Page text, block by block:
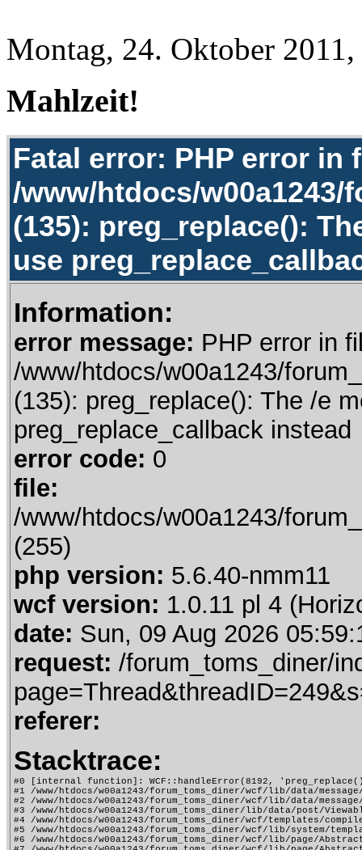
Montag, 24. Oktober
Mahlzeit!
Fatal error: PHP error in
/www/htdocs/
(135): preg_replace():
use
Information:
error message: PHP error in
/www/htdocs/w00a1243/
(135): preg_replace(): The /e
preg_replace_callback instead
error code: 0
file:
/www/htdocs/w00a1243/
(255)
php version: 5.6.40-nmm11
wcf version: 1.0.11 pl 4
date: Sun, 09 Aug 2026
request: /forum_toms_diner/
referer:
Stacktrace:
#0 [internal function]: WCF::handleError(8192,
#1 /www/htdocs/w00a1243/forum_toms_diner/wcf/lib/data/
#2 /www/htdocs/w00a1243/forum_toms_diner/wcf/lib/data/
#3 /www/htdocs/w00a1243/forum_toms_diner/lib/data/post/
#4 /www/htdocs/w00a1243/forum_toms_diner/wcf/templates/
#5 /www/htdocs/w00a1243/forum_toms_diner/wcf/lib/system/
#6 /www/htdocs/w00a1243/forum_toms_diner/wcf/lib/page/